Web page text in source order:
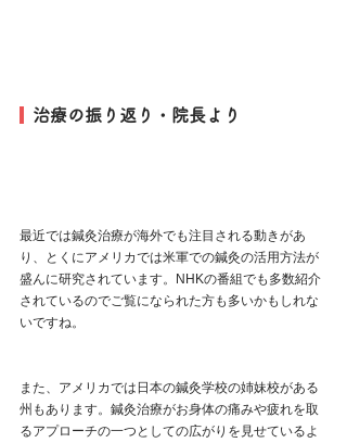
治療の振り返り・院長より
最近では鍼灸治療が海外でも注目される動きがあ
り、とくにアメリカでは米軍での鍼灸の活用方法が
盛んに研究されています。NHKの番組でも多数紹介
されているのでご覧になられた方も多いかもしれな
いですね。
また、アメリカでは日本の鍼灸学校の姉妹校がある
州もあります。鍼灸治療がお身体の痛みや疲れを取
るアプローチの一つとしての広がりを見せているよ